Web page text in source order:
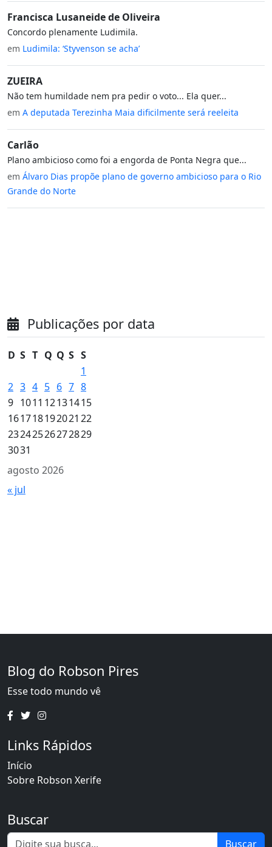
Francisca Lusaneide de Oliveira
Concordo plenamente Ludimila.
em Ludimila: ‘Styvenson se acha’
ZUEIRA
Não tem humildade nem pra pedir o voto... Ela quer...
em A deputada Terezinha Maia dificilmente será reeleita
Carlão
Plano ambicioso como foi a engorda de Ponta Negra que...
em Álvaro Dias propõe plano de governo ambicioso para o Rio
Grande do Norte
Publicações por data
agosto 2026
D S T Q Q S S
1
2 3 4 5 6 7 8
9 1011 12131415
161718192021 22
23242526272829
3031
« jul
Blog do Robson Pires
Esse todo mundo vê
Links Rápidos
Início
Sobre Robson Xerife
Buscar
Buscar